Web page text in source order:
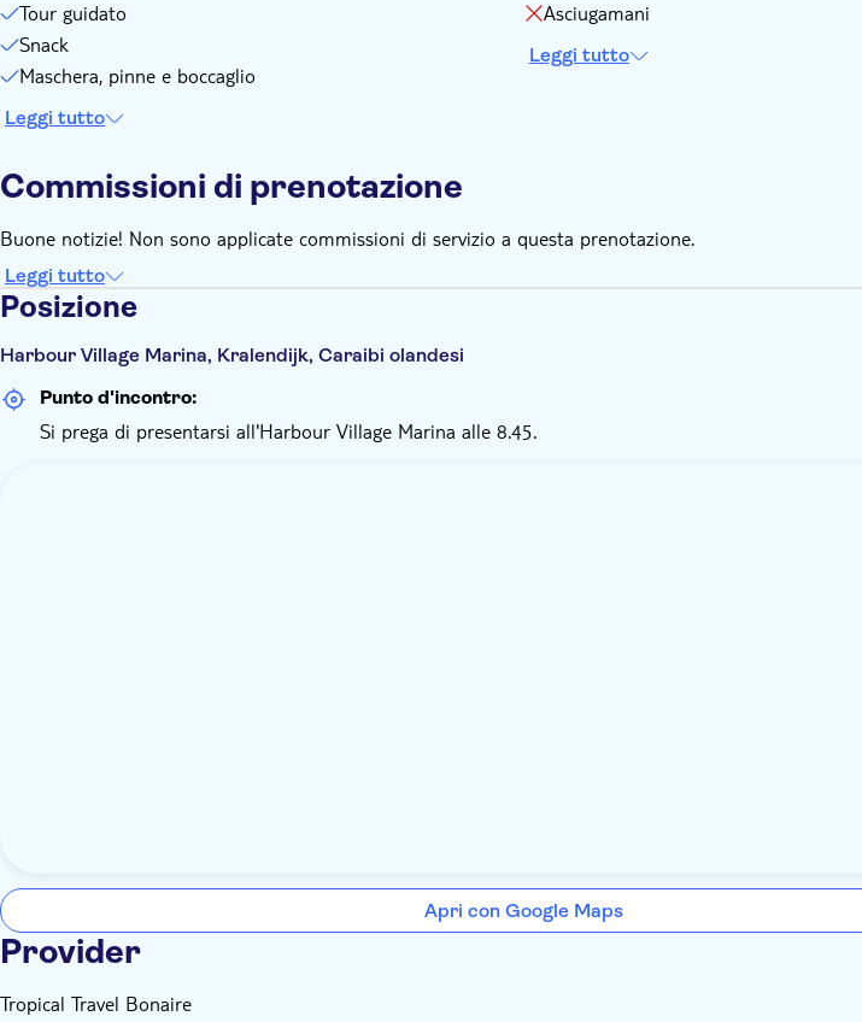
Tour guidato
Snack
Maschera, pinne e boccaglio
Leggi tutto
Asciugamani
Leggi tutto
Commissioni di prenotazione
Buone notizie! Non sono applicate commissioni di servizio a questa prenotazione.
Leggi tutto
Posizione
Harbour Village Marina, Kralendijk, Caraibi olandesi
Punto d'incontro:
Si prega di presentarsi all'Harbour Village Marina alle 8.45.
Apri con Google Maps
Provider
Tropical Travel Bonaire